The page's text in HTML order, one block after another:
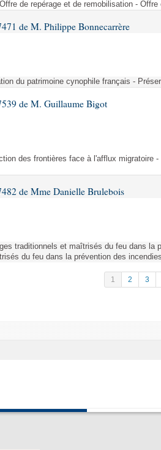
de repérage et de remobilisation -
de M. Philippe Bonnecarrère
du patrimoine cynophile français -
de M. Guillaume Bigot
des frontières face à l'afflux migratoire
de Mme Danielle Brulebois
traditionnels et maîtrisés du feu dans la
du feu dans la prévention des
1 2 3